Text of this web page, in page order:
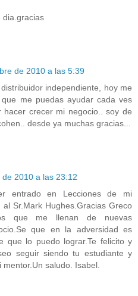
dia.gracias
de 2010 a las 5:39
independiente, hoy me
me puedas ayudar cada ves
hacer crecer mi negocio.. soy de
desde ya muchas gracias...
2010 a las 23:12
entrado en Lecciones de mi
Sr.Mark Hughes.Gracias Greco
que me llenan de nuevas
que en la adversidad es
que lo puedo lograr.Te felicito y
seguir siendo tu estudiante y
saludo. Isabel.